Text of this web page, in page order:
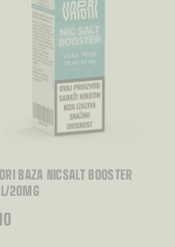
BAZA NICSALT BOOSTER
20MG